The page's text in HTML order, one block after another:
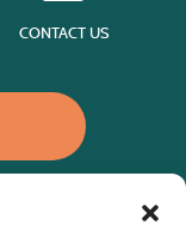
CONTACT US